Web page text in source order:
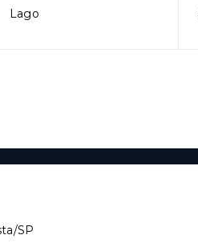
Lago
SP